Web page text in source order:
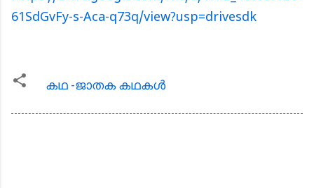
61SdGvFy-s-Aca-q73q/view?usp=drivesdk
കഥ -ജാതക കഥകള്‍